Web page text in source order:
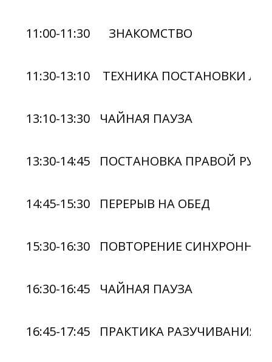
11:00-11:30 ЗНАКОМСТВО
11:30-13:10 ТЕХНИКА ПОСТАНОВКИ
13:10-13:30 ЧАЙНАЯ ПАУЗА
13:30-14:45 ПОСТАНОВКА ПРАВОЙ
14:45-15:30 ПЕРЕРЫВ НА ОБЕД
15:30-16:30 ПОВТОРЕНИЕ
16:30-16:45 ЧАЙНАЯ ПАУЗА
16:45-17:45 ПРАКТИКА РАЗУЧИВАНИЯ